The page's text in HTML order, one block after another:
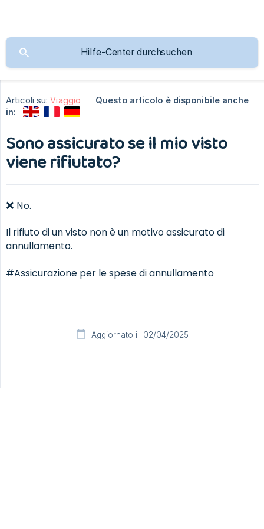
Articoli su: Viaggio
Questo articolo è disponibile anche
in:
Sono assicurato se il mio visto
viene rifiutato?
❌ No.
Il rifiuto di un visto non è un motivo assicurato di
annullamento.
#Assicurazione per le spese di annullamento
Aggiornato il: 02/04/2025